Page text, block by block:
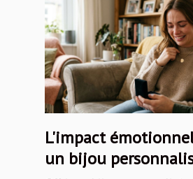
L'impact
un bijou